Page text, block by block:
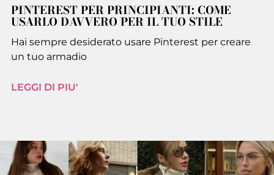
PINTEREST PER PRINCIPIANTI: COME
USARLO DAVVERO PER IL TUO STILE
Hai sempre desiderato usare Pinterest per creare
un tuo armadio
LEGGI DI PIU'